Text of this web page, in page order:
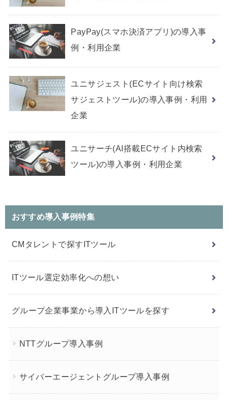
PayPay(スマホ決済アプリ)の導入事
例・利用企業
ユニサジェスト(ECサイト向け検索
サジェストツール)の導入事例・利用
企業
ユニサーチ(AI搭載ECサイト内検索
ツール)の導入事例・利用企業
おすすめ導入事例特集
CMタレントで探すITツール
ITツール選定効率化への想い
グループ企業事業から導入ITツールを探す
NTTグループ導入事例
サイバーエージェントグループ導入事例